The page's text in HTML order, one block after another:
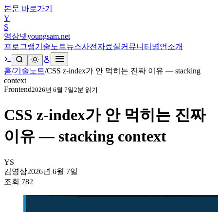
본문 바로가기
Y
S
영삼넷youngsam.net
프로그램기술노트뉴스사전 자료실커뮤니티 명언 소개
홈/기술노트/CSS z-index가 안 먹히는 진짜 이유 — stacking
context
Frontend2026년 6월 7일2분 읽기
CSS z-index가 안 먹히는 진짜
이유 — stacking context
YS
김영삼2026년 6월 7일
조회 782